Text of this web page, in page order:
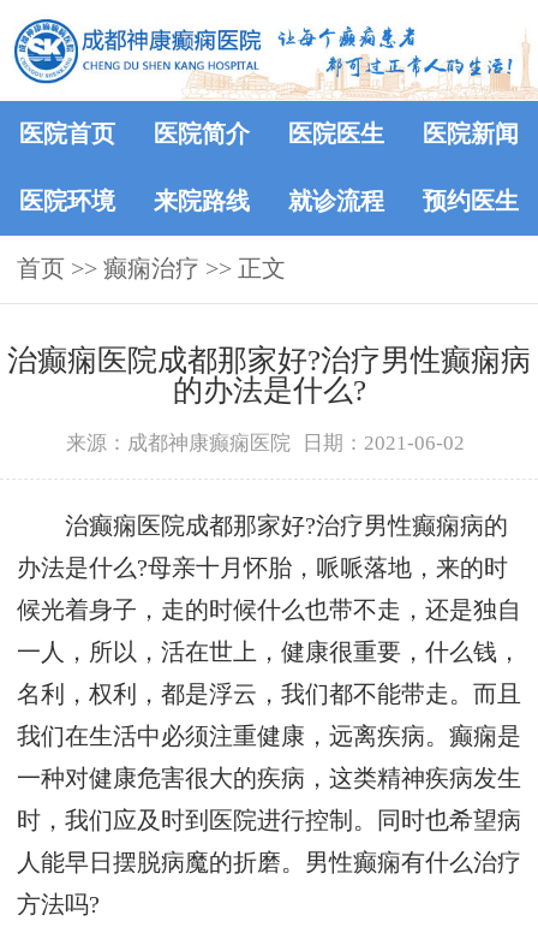
医院首页 医院简介 医院医生 医院新闻
医院环境 来院路线 就诊流程 预约医生
首页 >> 癫痫治疗 >> 正文
治癫痫医院成都那家好?治疗男性癫痫病
的办法是什么?
来源：成都神康癫痫医院 日期：2021-06-02
治癫痫医院成都那家好?治疗男性癫痫病的
办法是什么?母亲十月怀胎，哌哌落地，来的时
候光着身子，走的时候什么也带不走，还是独自
一人，所以，活在世上，健康很重要，什么钱，
名利，权利，都是浮云，我们都不能带走。而且
我们在生活中必须注重健康，远离疾病。癫痫是
一种对健康危害很大的疾病，这类精神疾病发生
时，我们应及时到医院进行控制。同时也希望病
人能早日摆脱病魔的折磨。男性癫痫有什么治疗
方法吗?